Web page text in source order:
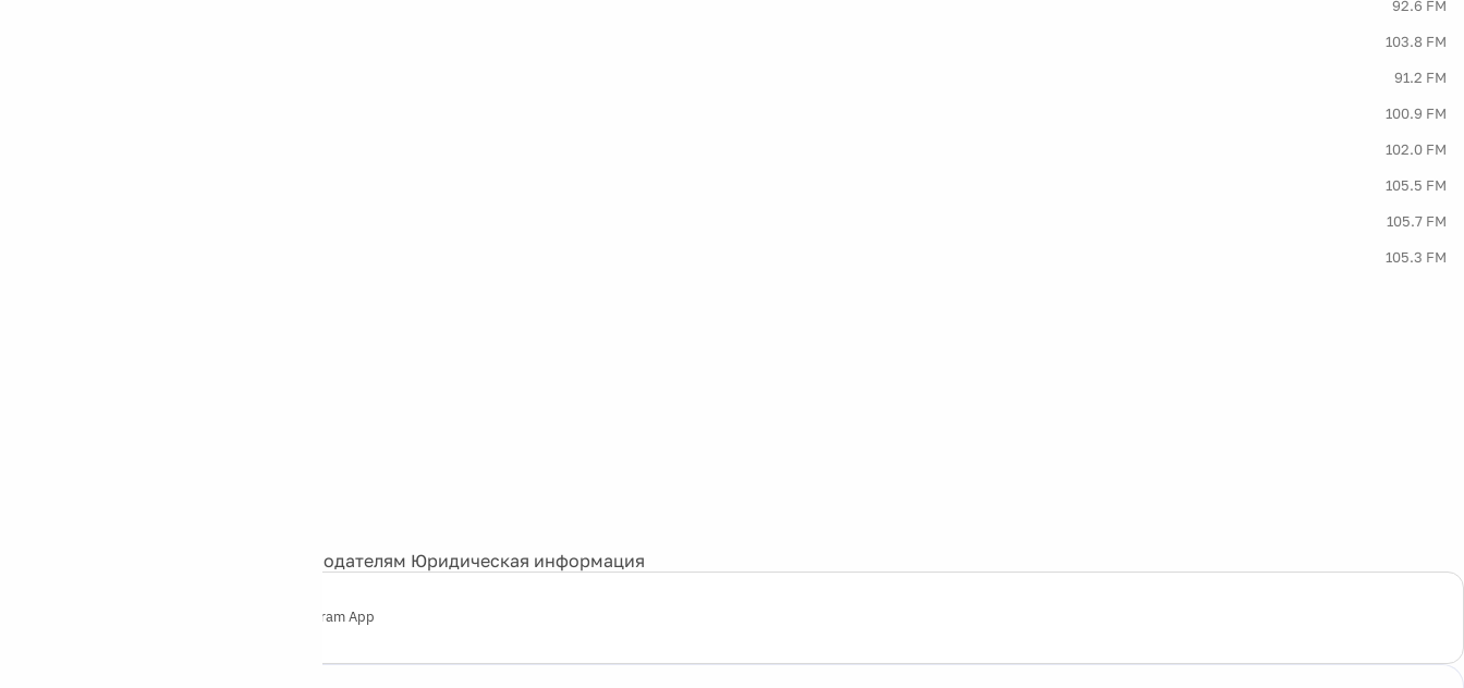
92.6 FM
103.8 FM
91.2 FM
100.9 FM
102.0 FM
105.5 FM
105.7 FM
105.3 FM
Рекламодателям Юридическая информация
Telegram App